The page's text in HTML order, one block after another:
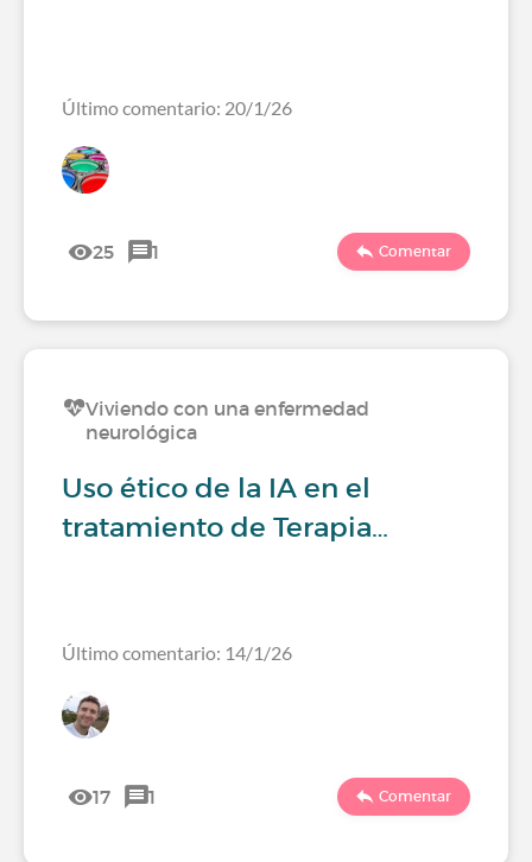
Último comentario: 20/1/26
25 1 Comentar
Viviendo con una enfermedad
neurológica
Uso ético de la IA en el
tratamiento de Terapia…
Último comentario: 14/1/26
17 1 Comentar